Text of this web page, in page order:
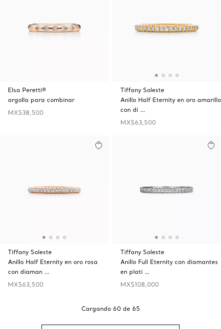
Elsa Peretti®
argolla para combinar
MX$38,500
Tiffany Soleste
Anillo Half Eternity en oro amarillo
con di …
MX$63,500
Tiffany Soleste
Anillo Half Eternity en oro rosa
con diaman …
MX$63,500
Tiffany Soleste
Anillo Full Eternity con diamantes
en plati …
MX$108,000
Cargando 60 de 65